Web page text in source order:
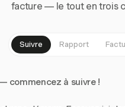
facture — le tout en trois
Suivre Rapport
commencez à suivre !